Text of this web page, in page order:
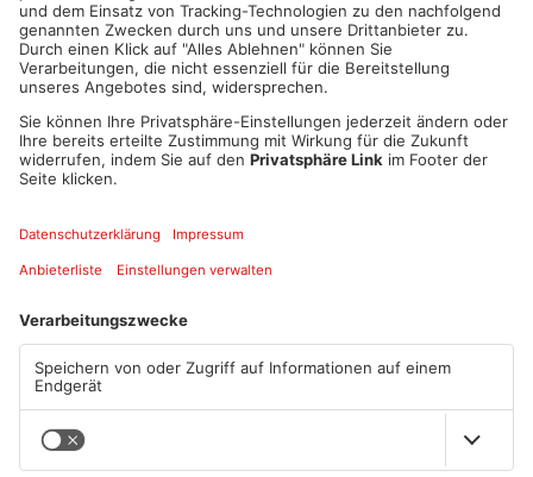
Artikel teilen
ANZEIGE
Mehr aus Main-
Kinzig-Kreis
TOPNEWS